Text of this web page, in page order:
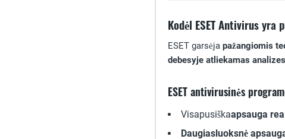
Kodėl ESET Antivirus
ESET garsėja pažangiomis
debesyje atliekamas analizes
ESET antivirusinės
Visapusiškaapsauga
Daugiasluoksnė